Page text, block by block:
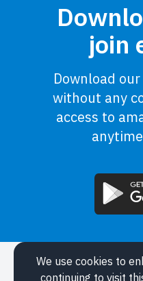
join
Download
without any
access to
We use cookies to
continuing to visit